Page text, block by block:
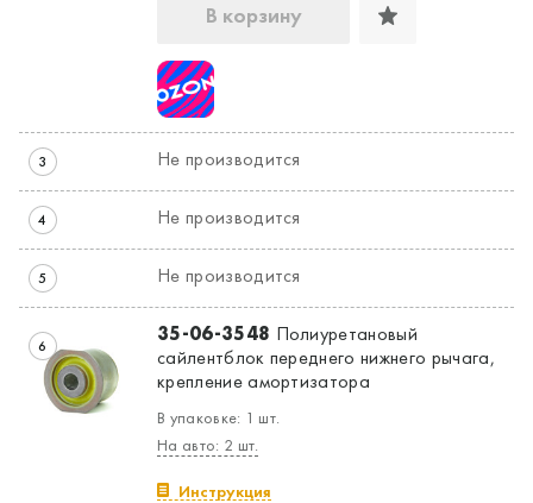
В корзину
3 Не производится
4 Не производится
5 Не производится
6 35-06-3548 Полиуретановый
сайлентблок переднего нижнего рычага,
крепление амортизатора
В упаковке: 1 шт.
На авто: 2 шт.
Инструкция